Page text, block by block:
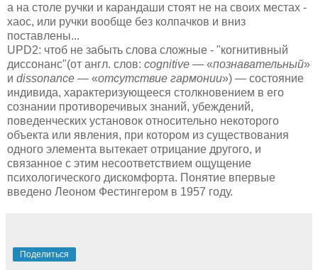
а на столе ручки и карандаши стоят не на своих местах -
хаос, или ручки вообще без колпачков и вниз
поставлены...
UPD2: чтоб не забыть слова сложные - "когнитивный
диссонанс"(от англ. слов: cognitive — «познавательный»
и dissonance — «отсутствие гармонии») — состояние
индивида, характеризующееся столкновением в его
сознании противоречивых знаний, убеждений,
поведенческих установок относительно некоторого
объекта или явления, при котором из существования
одного элемента вытекает отрицание другого, и
связанное с этим несоответствием ощущение
психологического дискомфорта. Понятие впервые
введено Леоном Фестингером в 1957 году.
Поделиться